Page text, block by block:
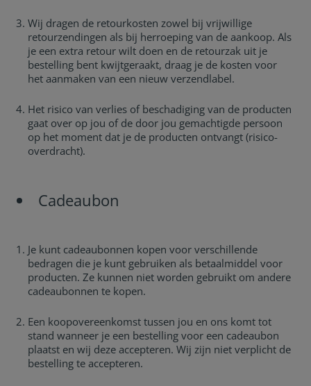
Wij dragen de retourkosten zowel bij vrijwillige
retourzendingen als bij herroeping van de aankoop. Als
je een extra retour wilt doen en de retourzak uit je
bestelling bent kwijtgeraakt, draag je de kosten voor
het aanmaken van een nieuw verzendlabel.
Het risico van verlies of beschadiging van de producten
gaat over op jou of de door jou gemachtigde persoon
op het moment dat je de producten ontvangt (risico-
overdracht).
Cadeaubon
Je kunt cadeaubonnen kopen voor verschillende
bedragen die je kunt gebruiken als betaalmiddel voor
producten. Ze kunnen niet worden gebruikt om andere
cadeaubonnen te kopen.
Een koopovereenkomst tussen jou en ons komt tot
stand wanneer je een bestelling voor een cadeaubon
plaatst en wij deze accepteren. Wij zijn niet verplicht de
bestelling te accepteren.